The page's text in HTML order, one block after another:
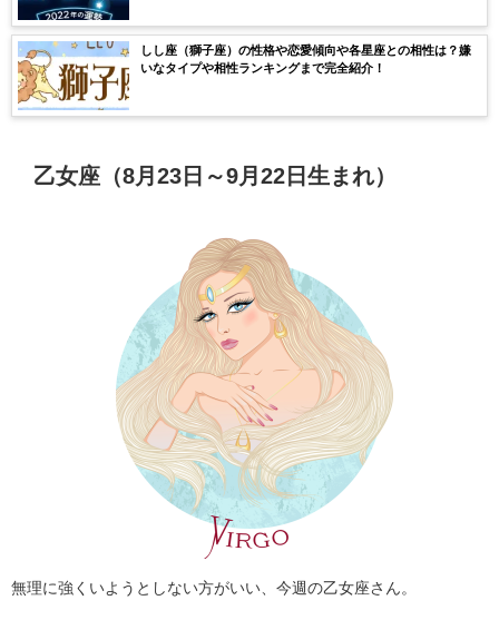
しし座（獅子座）の性格や恋愛傾向や各星座との相性は？嫌
いなタイプや相性ランキングまで完全紹介！
乙女座（8月23日～9月22日生まれ）
無理に強くいようとしない方がいい、今週の乙女座さん。